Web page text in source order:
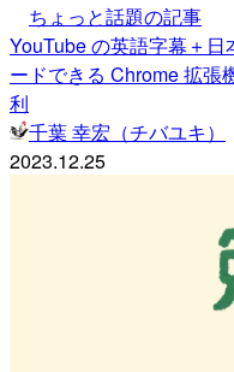
ちょっと話題の記事
YouTube の英語字幕＋
ードできる Chrome 拡張
利
千葉 幸宏（チバユキ）
2023.12.25